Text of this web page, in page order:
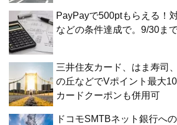
PayPayで500ptもらえる！
などの条件達成で。9/30ま
三井住友カード、はま寿司
の丘などでVポイント最大
カードクーポンも併用可
ドコモSMTBネット銀行へ